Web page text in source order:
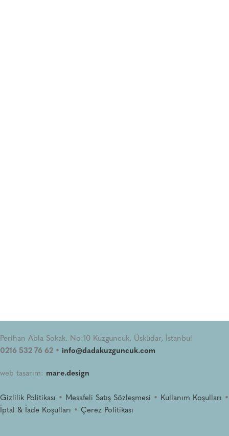
Perihan Abla Sokak. No:10 Kuzguncuk, Üsküdar, İstanbul
0216 532 76 62 • info@dadakuzguncuk.com
web tasarım: mare.design
Gizlilik Politikası • Mesafeli Satış Sözleşmesi • Kullanım Koşulları •
İptal & İade Koşulları • Çerez Politikası